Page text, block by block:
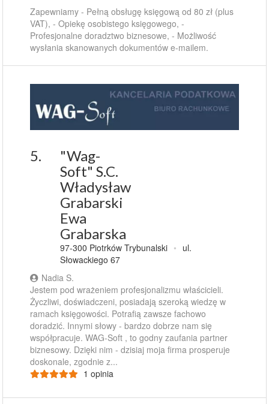
Zapewniamy - Pełną obsługę księgową od 80 zł (plus
VAT), - Opiekę osobistego księgowego, -
Profesjonalne doradztwo biznesowe, - Możliwość
wysłania skanowanych dokumentów e-mailem.
5.
"Wag-
Soft" S.C.
Władysław
Grabarski
Ewa
Grabarska
97-300 Piotrków Trybunalski • ul.
Słowackiego 67
Nadia S.
Jestem pod wrażeniem profesjonalizmu właścicieli.
Życzliwi, doświadczeni, posiadają szeroką wiedzę w
ramach księgowości. Potrafią zawsze fachowo
doradzić. Innymi słowy - bardzo dobrze nam się
współpracuje. WAG-Soft , to godny zaufania partner
biznesowy. Dzięki nim - dzisiaj moja firma prosperuje
doskonale, zgodnie z...
1 opinia